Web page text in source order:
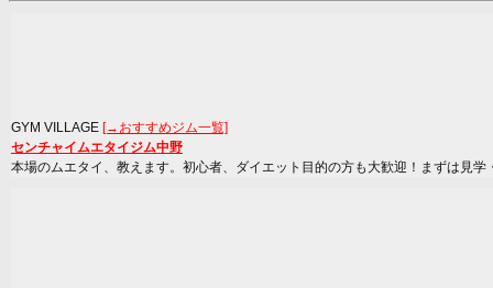
GYM VILLAGE [→おすすめジム一覧]
センチャイムエタイジム中野
本場のムエタイ、教えます。初心者、ダイエット目的の方も大歓迎！まずは見学